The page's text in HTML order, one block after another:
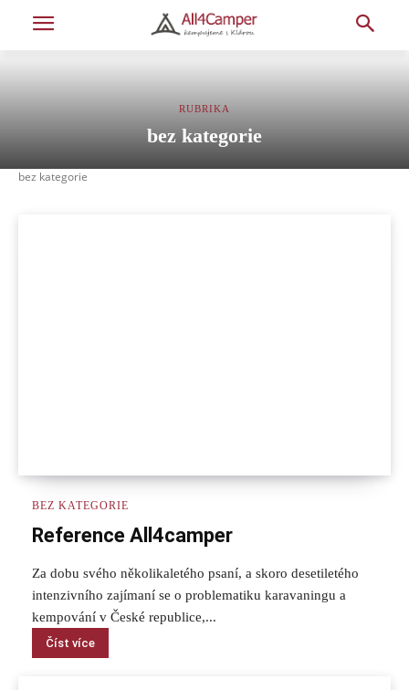
bez kategorie
RUBRIKA
bez kategorie
BEZ KATEGORIE
Reference All4camper
Za dobu svého několikaletého psaní, a skoro desetiletého
intenzivního zajímaní se o problematiku karavaningu a
kempování v České republice,...
Číst více